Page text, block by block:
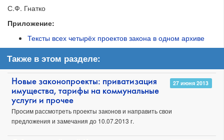
С.Ф. Гнатко
Приложение:
Тексты всех четырёх проектов закона в одном архиве
Также в этом разделе:
Новые законопроекты: приватизация
имущества, тарифы на коммунальные
услуги и прочее
27 июня 2013
Просим рассмотреть проекты законов и направить свои
предложения и замечания до 10.07.2013 г.